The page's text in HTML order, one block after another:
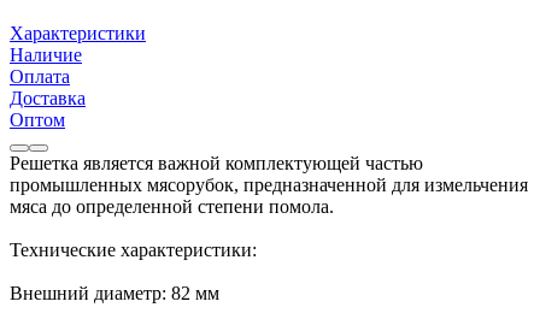
Характеристики
Наличие
Оплата
Доставка
Оптом
Решетка является важной комплектующей частью
промышленных мясорубок, предназначенной для измельчения
мяса до определенной степени помола.
Технические характеристики:
Внешний диаметр: 82 мм